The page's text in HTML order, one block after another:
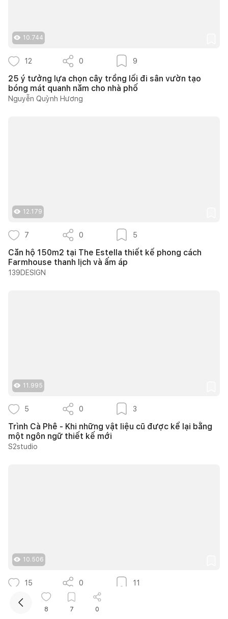
10.744
12 0 9
25 ý tưởng lựa chọn cây trồng lối đi sân vườn tạo
bóng mát quanh năm cho nhà phố
Nguyễn Quỳnh Hương
12.179
7 0 5
Căn hộ 150m2 tại The Estella thiết kế phong cách
Farmhouse thanh lịch và ấm áp
139DESIGN
11.995
5 0 3
Trình Cà Phê - Khi những vật liệu cũ được kể lại bằng
một ngôn ngữ thiết kế mới
S2studio
10.506
15 0 11
20 ý tưởng thiết kế cửa sổ giếng trời giúp phòng ngủ
cuối nhà luôn thông thoáng
8 7 0